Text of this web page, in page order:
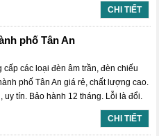
CHI TIẾT
phố Tân An
cấp các loại đèn âm trần, đèn chiếu
phố Tân An giá rẻ, chất lượng cao.
uy tín. Bảo hành 12 tháng. Lỗi là đổi.
CHI TIẾT